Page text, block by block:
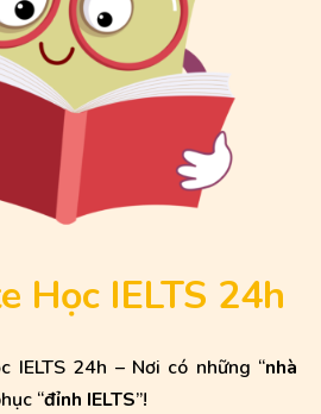
Học IELTS 24h
IELTS 24h – Nơi có những “nhà
“đỉnh IELTS”!